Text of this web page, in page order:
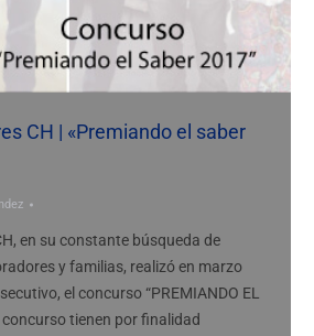
CH | «Premiando el saber
en su constante búsqueda de
y familias, realizó en marzo
el concurso “PREMIANDO EL
concurso tienen por finalidad